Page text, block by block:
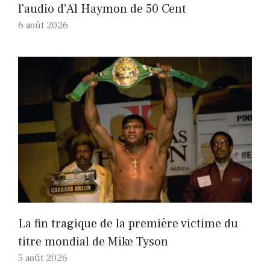
l'audio d'Al Haymon de 50 Cent
6 août 2026
La fin tragique de la première victime du
titre mondial de Mike Tyson
5 août 2026